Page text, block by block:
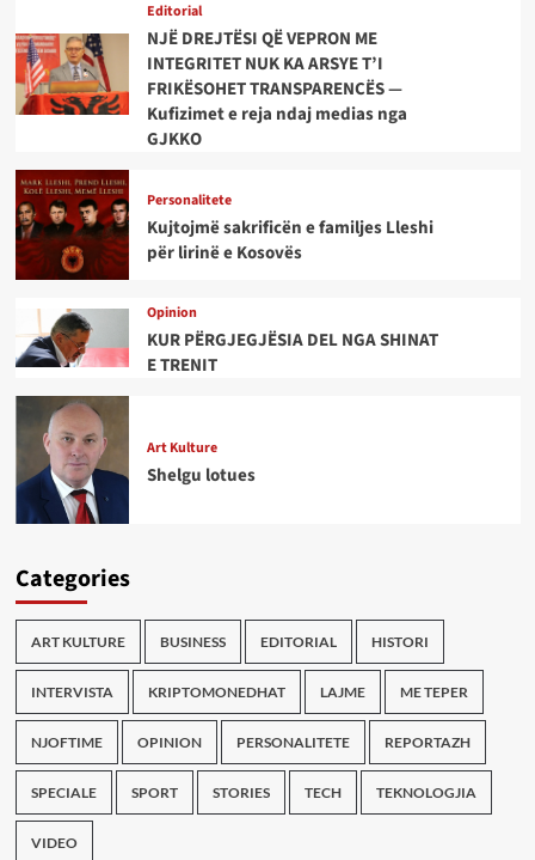
Editorial
NJË DREJTËSI QË VEPRON ME
INTEGRITET NUK KA ARSYE T’I
FRIKËSOHET TRANSPARENCËS —
Kufizimet e reja ndaj medias nga
GJKKO
Personalitete
Kujtojmë sakrificën e familjes Lleshi
për lirinë e Kosovës
Opinion
KUR PËRGJEGJËSIA DEL NGA SHINAT
E TRENIT
Art Kulture
Shelgu lotues
Categories
ART KULTURE BUSINESS EDITORIAL HISTORI
INTERVISTA KRIPTOMONEDHAT LAJME ME TEPER
NJOFTIME OPINION PERSONALITETE REPORTAZH
SPECIALE SPORT STORIES TECH TEKNOLOGJIA
VIDEO